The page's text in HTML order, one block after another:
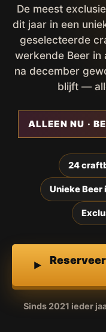
De meest
dit jaar in een
geselecteerde
werkende Beer in
na december
blijft —
ALLEEN NU ·
24
Unieke Beer
Sinds 2021 ieder